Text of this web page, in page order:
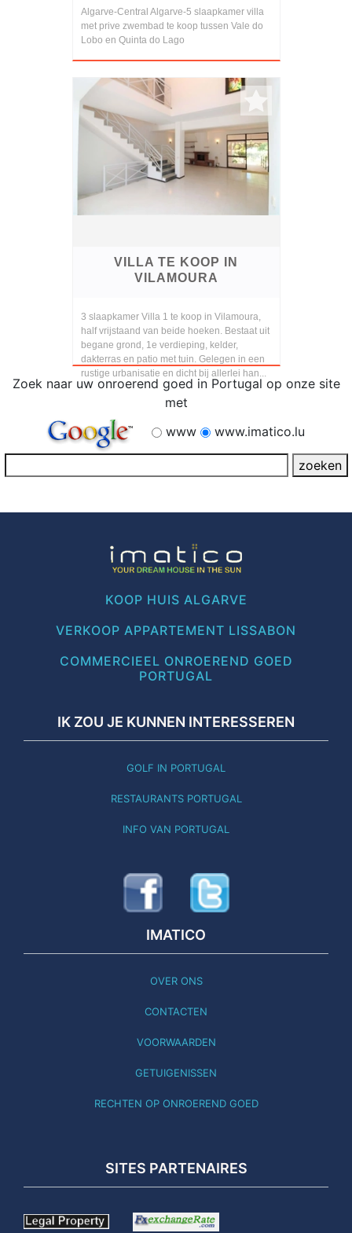
Algarve-Central Algarve-5 slaapkamer villa
met prive zwembad te koop tussen Vale do
Lobo en Quinta do Lago
VILLA TE KOOP IN
VILAMOURA
3 slaapkamer Villa 1 te koop in Vilamoura,
half vrijstaand van beide hoeken. Bestaat uit
begane grond, 1e verdieping, kelder,
dakterras en patio met tuin. Gelegen in een
rustige urbanisatie en dicht bij allerlei han...
Zoek naar uw onroerend goed in Portugal op onze site
met
www
www.imatico.lu
KOOP HUIS ALGARVE
VERKOOP APPARTEMENT LISSABON
COMMERCIEEL ONROEREND GOED
PORTUGAL
IK ZOU JE KUNNEN INTERESSEREN
GOLF IN PORTUGAL
RESTAURANTS PORTUGAL
INFO VAN PORTUGAL
IMATICO
OVER ONS
CONTACTEN
VOORWAARDEN
GETUIGENISSEN
RECHTEN OP ONROEREND GOED
SITES PARTENAIRES